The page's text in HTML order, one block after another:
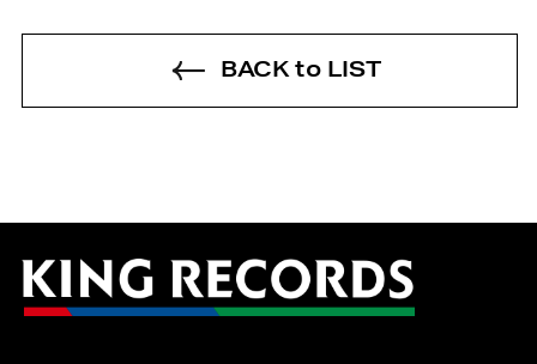
BACK to LIST